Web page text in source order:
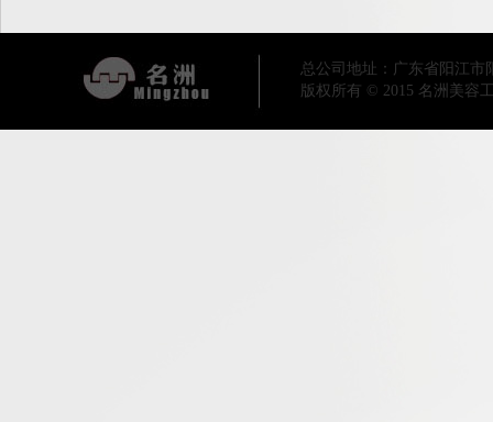
总公司地址：广东省阳江市
版权所有 © 2015 名洲美容